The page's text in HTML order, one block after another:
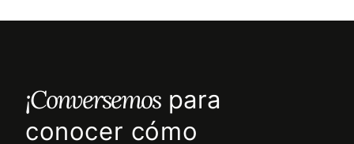
¡Conversemospara
conocer cómo